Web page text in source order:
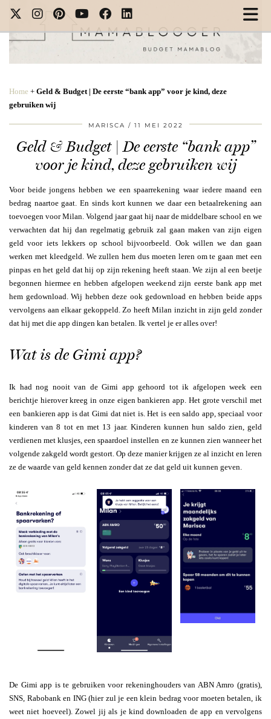
Home + Geld & Budget | De eerste “bank app” voor je kind, deze
gebruiken wij
MARISCA 11 MEI 2022
Geld & Budget | De eerste “bank app”
voor je kind, deze gebruiken wij
Voor beide jongens hebben we een spaarrekening waar iedere maand een
bedrag naartoe gaat. En sinds kort kunnen we daar een betaalrekening aan
toevoegen voor Milan. Volgend jaar gaat hij naar de middelbare school en we
verwachten dat hij dan regelmatig gebruik zal gaan maken van zijn eigen
geld voor iets lekkers op school bijvoorbeeld. Ook willen we dan gaan
werken met kleedgeld. We zullen hem dus moeten leren om te gaan met een
pinpas en het geld dat hij op zijn rekening heeft staan. We zijn al een beetje
begonnen hiermee en hebben afgelopen weekend zijn eerste bank app met
hem gedownload. Wij hebben deze ook gedownload en hebben beide apps
vervolgens aan elkaar gekoppeld. Zo heeft Milan inzicht in zijn geld zonder
dat hij met die app dingen kan betalen. Ik vertel je er alles over!
Wat is de Gimi app?
Ik had nog nooit van de Gimi app gehoord tot ik afgelopen week een
berichtje hierover kreeg in onze eigen bankieren app. Het grote verschil met
een bankieren app is dat Gimi dat niet is. Het is een saldo app, speciaal voor
kinderen van 8 tot en met 13 jaar. Kinderen kunnen hun saldo zien, geld
verdienen met klusjes, een spaardoel instellen en ze kunnen zien wanneer het
volgende zakgeld wordt gestort. Op deze manier krijgen ze al inzicht en leren
ze de waarde van geld kennen zonder dat ze dat geld uit kunnen geven.
De Gimi app is te gebruiken voor rekeninghouders van ABN Amro (gratis),
SNS, Rabobank en ING (hier zul je een klein bedrag voor moeten betalen, ik
weet niet hoeveel). Zowel jij als je kind downloaden de app en vervolgens